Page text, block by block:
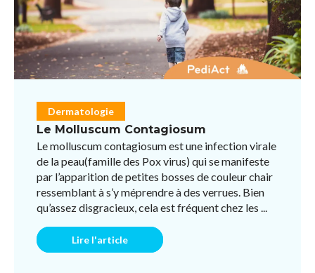
Dermatologie
Le Molluscum Contagiosum
Le molluscum contagiosum est une infection virale
de la peau(famille des Pox virus) qui se manifeste
par l’apparition de petites bosses de couleur chair
ressemblant à s’y méprendre à des verrues. Bien
Lire l'article